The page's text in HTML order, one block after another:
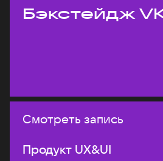
Бэкстейдж
Смотреть запись
Продукт UX&UI